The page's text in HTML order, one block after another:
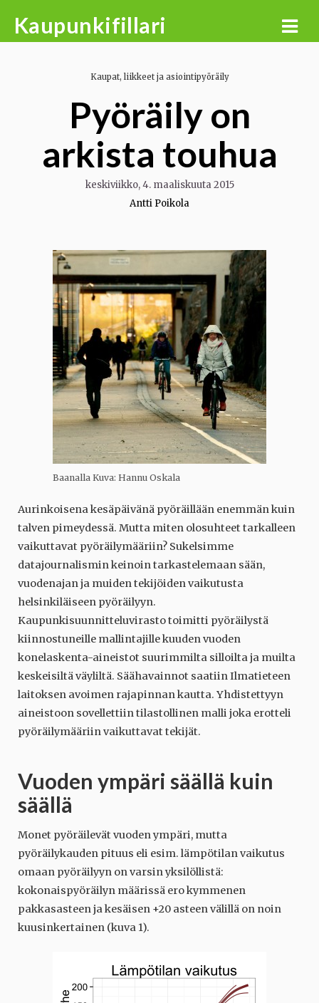
Kaupunkifillari
Kaupat, liikkeet ja asiointipyöräily
Pyöräily on
arkista touhua
keskiviikko, 4. maaliskuuta 2015
Antti Poikola
Baanalla Kuva: Hannu Oskala
Aurinkoisena kesäpäivänä pyöräillään enemmän kuin
talven pimeydessä. Mutta miten olosuhteet tarkalleen
vaikuttavat pyöräilymääriin? Sukelsimme
datajournalismin keinoin tarkastelemaan sään,
vuodenajan ja muiden tekijöiden vaikutusta
helsinkiläiseen pyöräilyyn.
Kaupunkisuunnitteluvirasto toimitti pyöräilystä
kiinnostuneille mallintajille kuuden vuoden
konelaskenta-aineistot suurimmilta silloilta ja muilta
keskeisiltä väyliltä. Säähavainnot saatiin Ilmatieteen
laitoksen avoimen rajapinnan kautta. Yhdistettyyn
aineistoon sovellettiin tilastollinen malli joka erotteli
pyöräilymääriin vaikuttavat tekijät.
Vuoden ympäri säällä kuin
säällä
Monet pyöräilevät vuoden ympäri, mutta
pyöräilykauden pituus eli esim. lämpötilan vaikutus
omaan pyöräilyyn on varsin yksilöllistä:
kokonaispyöräilyn määrissä ero kymmenen
pakkasasteen ja kesäisen +20 asteen välillä on noin
kuusinkertainen (kuva 1).